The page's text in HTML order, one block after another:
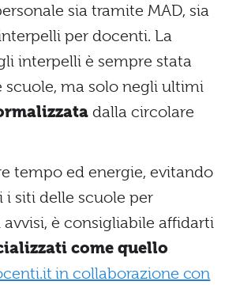
sia tramite MAD, sia
per docenti. La
interpelli è sempre stata
scuole, ma solo negli ultimi
dalla circolare
tempo ed energie, evitando
siti delle scuole per
è consigliabile affidarti
come quello
in collaborazione con